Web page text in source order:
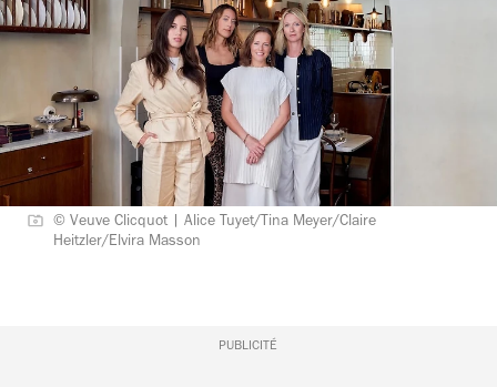
© Veuve Clicquot | Alice Tuyet/Tina Meyer/Claire
Heitzler/Elvira Masson
PUBLICITÉ